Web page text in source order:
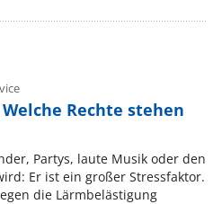
Rechte stehen
Partys, laute Musik oder den
Er ist ein großer Stressfaktor.
die Lärmbelästigung